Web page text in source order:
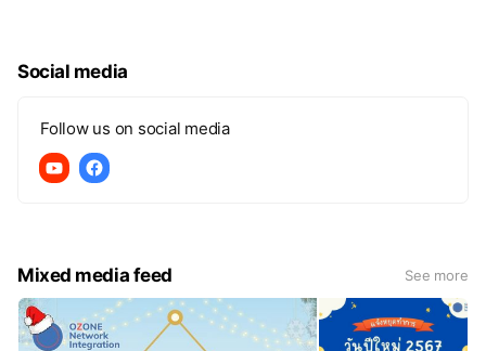
Social media
Follow us on social media
Mixed media feed See more